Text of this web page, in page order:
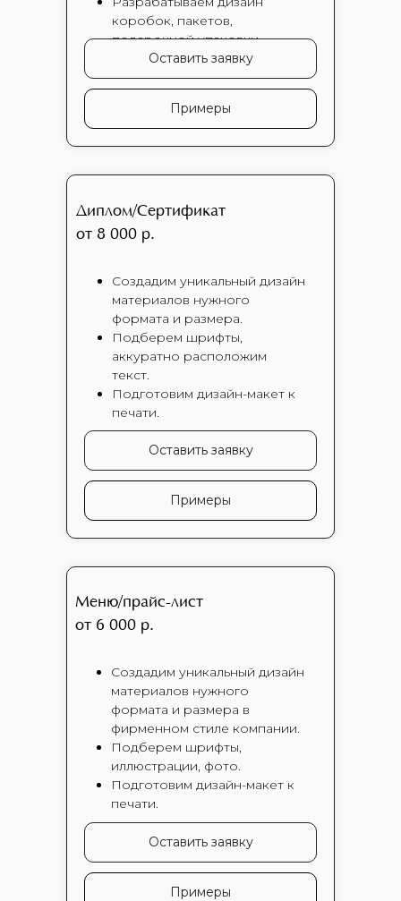
Диплом/Сертификат
от 8 000 р.
Создадим уникальный дизайн
материалов нужного
формата и размера.
Подберем шрифты,
аккуратно расположим
текст.
Подготовим дизайн-макет к
печати.
Оставить заявку
Меню/прайс-лист
от 6 000 р.
Создадим уникальный дизайн
материалов нужного
формата и размера в
фирменном стиле компании.
Подберем шрифты,
иллюстрации, фото.
Подготовим дизайн-макет к
печати.
Оставить заявку
коробок, пакетов,
подарочной упаковки.
Оставить заявку
Примеры
Примеры
Примеры